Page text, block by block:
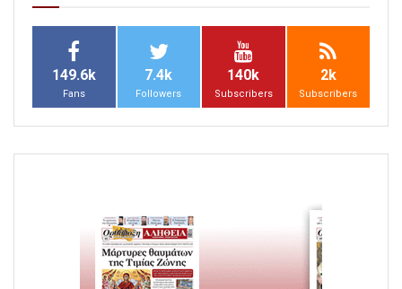
149.6k
Fans
7.4k
Followers
140k
Subscribers
2k
Subscribers